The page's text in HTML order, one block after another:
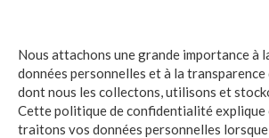
Nous attachons une grande importance à
données personnelles et à la transparence
dont nous les collectons, utilisons et
Cette politique de confidentialité explique
traitons vos données personnelles